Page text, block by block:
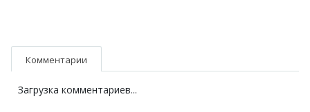
Комментарии
Загрузка комментариев...